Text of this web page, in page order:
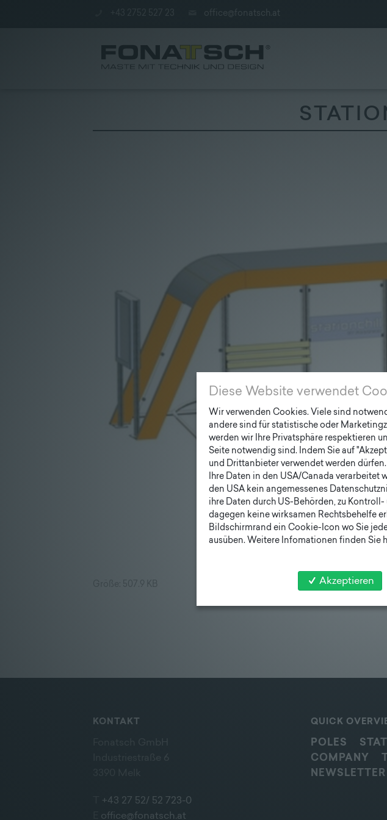
office@fonatsch.at
Größe: 507.9 KB
KONTAKT
+43 27 52/ 52 723-0
office@fonatsch.at
QUICK
POLES
COMPANY
NEWSLETTER
Diese Website verwendet
Wir verwenden Cookies. Viele sind
andere sind für statistische oder
werden wir Ihre Privatsphäre respektieren
Seite notwendig sind. Indem Sie auf
und Drittanbieter verwendet werden
Ihre Daten in den USA/Canada verarbeitet
den USA kein angemessenes
ihre Daten durch US-Behörden, zu
dagegen keine wirksamen Rechtsbehelfe
Bildschirmrand ein Cookie-Icon wo Sie
ausüben. Weitere Infomationen finden Sie
Akzeptieren